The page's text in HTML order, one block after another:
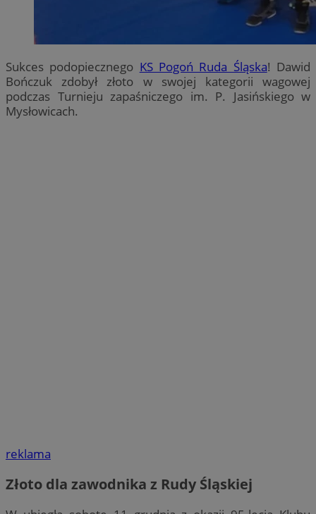
Sukces podopiecznego KS Pogoń Ruda Śląska! Dawid
Bończuk zdobył złoto w swojej kategorii wagowej
podczas Turnieju zapaśniczego im. P. Jasińskiego w
Mysłowicach.
reklama
Złoto dla zawodnika z Rudy Śląskiej